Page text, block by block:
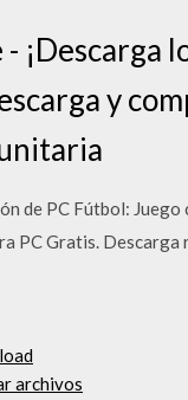
¡Descarga
y
de PC Fútbol:
PC Gratis.
archivos